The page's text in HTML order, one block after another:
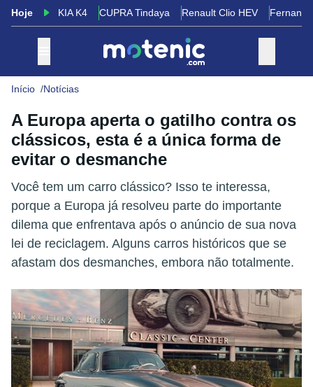
Hoje KIA K4 CUPRA Tindaya Renault Clio HEV
Início Notícias
A Europa aperta o gatilho contra os
clássicos, esta é a única forma de
evitar o desmanche
Você tem um carro clássico? Isso te interessa,
porque a Europa já resolveu parte do importante
dilema que enfrentava após o anúncio de sua nova
lei de reciclagem. Alguns carros históricos que se
afastam dos desmanches, embora não totalmente.